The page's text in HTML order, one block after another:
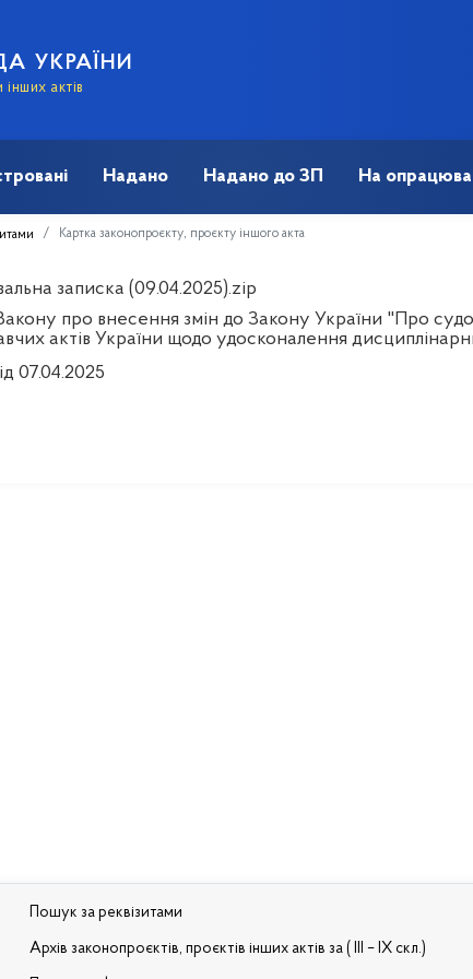
УКРАЇНИ
актів
Надано Надано до ЗП На
Картка законопроєкту, проєкту іншого акта
записка (09.04.2025).zip
про внесення змін до Закону України "Про
актів України щодо удосконалення
07.04.2025
Пошук за реквізитами
Архів законопроєктів, проєктів інших актів за ( III – IX скл.)